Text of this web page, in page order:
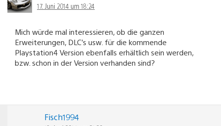
17. Juni 2014 um 18:24
Mich würde mal interessieren, ob die ganzen
Erweiterungen, DLC’s usw. für die kommende
Playstation4 Version ebenfalls erhältlich sein werden,
bzw. schon in der Version verhanden sind?
Fisch1994